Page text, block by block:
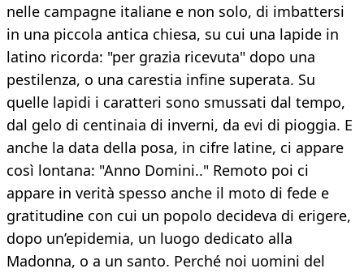
nelle campagne italiane e non solo, di imbattersi
in una piccola antica chiesa, su cui una lapide in
latino ricorda: "per grazia ricevuta" dopo una
pestilenza, o una carestia infine superata. Su
quelle lapidi i caratteri sono smussati dal tempo,
dal gelo di centinaia di inverni, da evi di pioggia. E
anche la data della posa, in cifre latine, ci appare
così lontana: "Anno Domini.." Remoto poi ci
appare in verità spesso anche il moto di fede e
gratitudine con cui un popolo decideva di erigere,
dopo un’epidemia, un luogo dedicato alla
Madonna, o a un santo. Perché noi uomini del